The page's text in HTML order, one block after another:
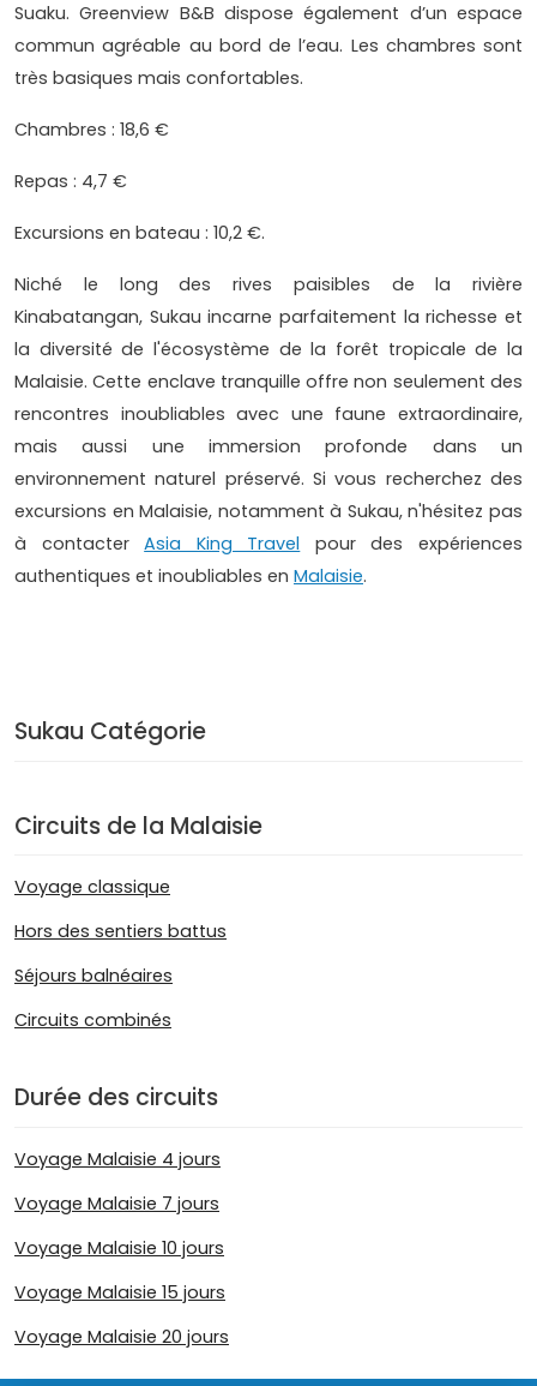
Suaku. Greenview B&B dispose également d’un espace
commun agréable au bord de l’eau. Les chambres sont
très basiques mais confortables.
Chambres : 18,6 €
Repas : 4,7 €
Excursions en bateau : 10,2 €.
Niché le long des rives paisibles de la rivière
Kinabatangan, Sukau incarne parfaitement la richesse et
la diversité de l'écosystème de la forêt tropicale de la
Malaisie. Cette enclave tranquille offre non seulement des
rencontres inoubliables avec une faune extraordinaire,
mais aussi une immersion profonde dans un
environnement naturel préservé. Si vous recherchez des
excursions en Malaisie, notamment à Sukau, n'hésitez pas
à contacterAsia King Travel pour des expériences
authentiques et inoubliables en Malaisie.
Sukau Catégorie
Circuits de la Malaisie
Voyage classique
Hors des sentiers battus
Séjours balnéaires
Circuits combinés
Durée des circuits
Voyage Malaisie 4 jours
Voyage Malaisie 7 jours
Voyage Malaisie 10 jours
Voyage Malaisie 15 jours
Voyage Malaisie 20 jours